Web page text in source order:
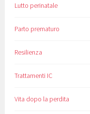
Lutto perinatale
Parto prematuro
Resilienza
Trattamenti IC
Vita dopo la perdita